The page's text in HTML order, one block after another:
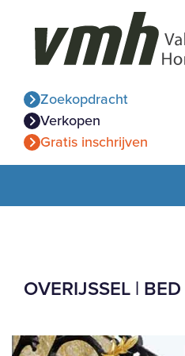
Zoekopdracht
Verkopen
Gratis inschrijven
OVERIJSSEL |